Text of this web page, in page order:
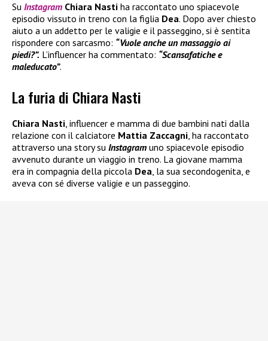
Su Instagram Chiara Nasti ha raccontato uno spiacevole
episodio vissuto in treno con la figlia Dea. Dopo aver chiesto
aiuto a un addetto per le valigie e il passeggino, si è sentita
rispondere con sarcasmo: “Vuole anche un massaggio ai
piedi?”. L’influencer ha commentato: “Scansafatiche e
maleducato”.
La furia di Chiara Nasti
Chiara Nasti , influencer e mamma di due bambini nati dalla
relazione con il calciatore Mattia Zaccagni , ha raccontato
attraverso una story su Instagram uno spiacevole episodio
avvenuto durante un viaggio in treno. La giovane mamma
era in compagnia della piccola Dea , la sua secondogenita, e
aveva con sé diverse valigie e un passeggino.